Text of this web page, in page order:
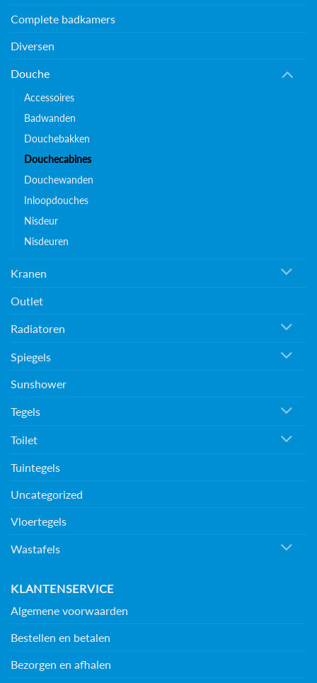
Complete badkamers
Diversen
Douche
Accessoires
Badwanden
Douchebakken
Douchecabines
Douchewanden
Inloopdouches
Nisdeur
Nisdeuren
Kranen
Outlet
Radiatoren
Spiegels
Sunshower
Tegels
Toilet
Tuintegels
Uncategorized
Vloertegels
Wastafels
KLANTENSERVICE
Algemene voorwaarden
Bestellen en betalen
Bezorgen en afhalen